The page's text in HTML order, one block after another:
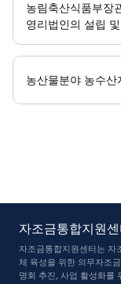
농림축산식품부장
영리법인의 설립
농산물분야 농수산
자조금통합지원센
자조금통합지원센터는 자
체 육성을 위한 의무자조
명회 추진, 사업 활성화를